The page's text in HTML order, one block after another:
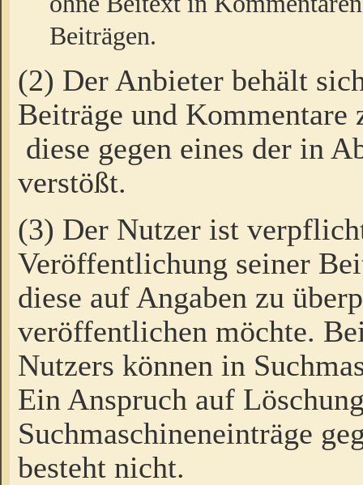
Beiträgen.
(2) Der Anbieter behält
Beiträge und Kommentare
diese gegen eines der in
verstößt.
(3) Der Nutzer ist
Veröffentlichung seiner
diese auf Angaben zu
veröffentlichen möchte.
Nutzers können in
Ein Anspruch auf
Suchmaschineneinträge
besteht nicht.